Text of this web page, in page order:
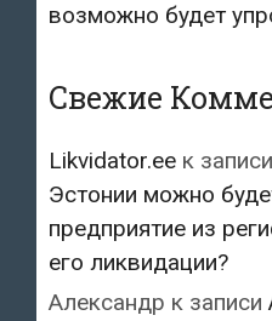
возможно будет
Свежие
Likvidator.ee к записи
Эстонии можно
предприятие из
его ликвидации?
Александр к записи